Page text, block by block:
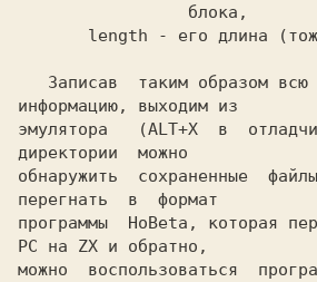
информацию, выходим из
эмулятора   (ALT+X  в
директории  можно
обнаружить  сохраненные
перегнать  в  формат
программы  HoBeta, которая
PC на ZX и обратно,
можно  воспользоваться